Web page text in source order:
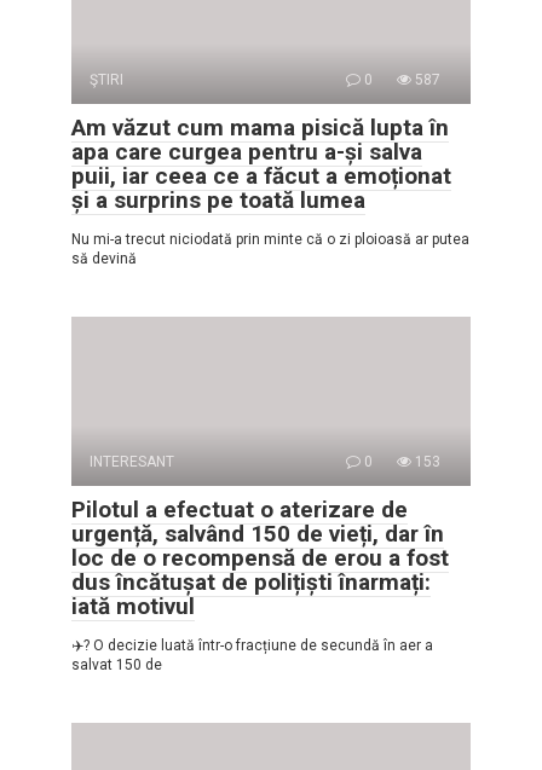
ŞTIRI 0 587
Am văzut cum mama pisică lupta în
apa care curgea pentru a-și salva
puii, iar ceea ce a făcut a emoționat
și a surprins pe toată lumea
Nu mi-a trecut niciodată prin minte că o zi ploioasă ar putea
să devină
INTERESANT 0 153
Pilotul a efectuat o aterizare de
urgență, salvând 150 de vieți, dar în
loc de o recompensă de erou a fost
dus încătușat de polițiști înarmați:
iată motivul
✈️? O decizie luată într-o fracțiune de secundă în aer a
salvat 150 de